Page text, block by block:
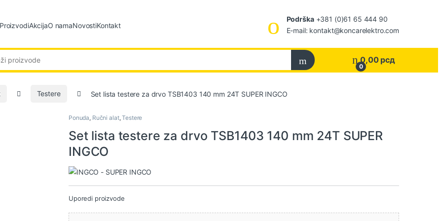
ProizvodiAkcijaO namaNovostiKontakt
Podrška+381 (0)61 65 444 90
E-mail: kontakt@koncarelektro.com
0
0,00 рсд
Testere Set lista testere za drvo TSB1403 140 mm 24T SUPER INGCO
Ponuda, Ručni alat,Testere
Set lista testere za drvo TSB1403 140 mm 24T SUPER
INGCO
Uporedi proizvode